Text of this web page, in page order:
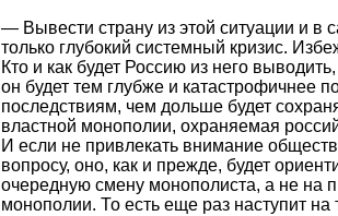
— Вывести страну из этой ситуации и в
только глубокий системный кризис.
Кто и как будет Россию из него
он будет тем глубже и катастрофичнее
последствиям, чем дольше будет
властной монополии, охраняемая
И если не привлекать внимание
вопросу, оно, как и прежде, будет
очередную смену монополиста, а не на
монополии. То есть еще раз наступит на